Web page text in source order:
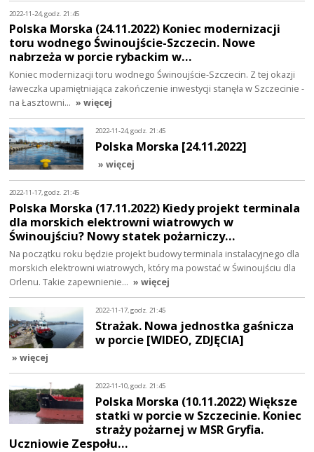
2022-11-24, godz. 21:45
Polska Morska (24.11.2022) Koniec modernizacji
toru wodnego Świnoujście-Szczecin. Nowe
nabrzeża w porcie rybackim w…
Koniec modernizacji toru wodnego Świnoujście-Szczecin. Z tej okazji
ławeczka upamiętniająca zakończenie inwestycji stanęła w Szczecinie -
na Łasztowni… » więcej
2022-11-24, godz. 21:45
Polska Morska [24.11.2022]
» więcej
2022-11-17, godz. 21:45
Polska Morska (17.11.2022) Kiedy projekt terminala
dla morskich elektrowni wiatrowych w
Świnoujściu? Nowy statek pożarniczy…
Na początku roku będzie projekt budowy terminala instalacyjnego dla
morskich elektrowni wiatrowych, który ma powstać w Świnoujściu dla
Orlenu. Takie zapewnienie… » więcej
2022-11-17, godz. 21:45
Strażak. Nowa jednostka gaśnicza
w porcie [WIDEO, ZDJĘCIA]
» więcej
2022-11-10, godz. 21:45
Polska Morska (10.11.2022) Większe
statki w porcie w Szczecinie. Koniec
straży pożarnej w MSR Gryfia.
Uczniowie Zespołu…